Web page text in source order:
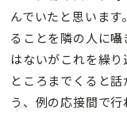
んでいたと思いま
ることを隣の人に
はないがこれを繰
ところまでくると
う、例の応接間で